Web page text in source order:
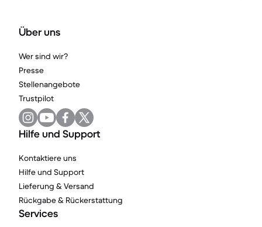
Über uns
Wer sind wir?
Presse
Stellenangebote
Trustpilot
Hilfe und Support
Kontaktiere uns
Hilfe und Support
Lieferung & Versand
Rückgabe & Rückerstattung
Services